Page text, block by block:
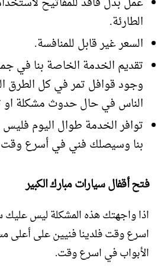
الطارئة.
السعر غير قابل للمنافسة.
تقديم الخدمة الخاصة بنا في
وجود قوافل تمر في كل الطرق
الناس في حال حدوث مشكلة او
توافر الخدمة طوال اليوم
بنا وسيصلك فني في أسرع
فتح أقفال سيارات مبارك الكبير
اذا واجهتك هذه المشكلة ليس عليك
اسرع وقت فلدينا فنيين على أعلى
الأبواب في اسرع وقت.